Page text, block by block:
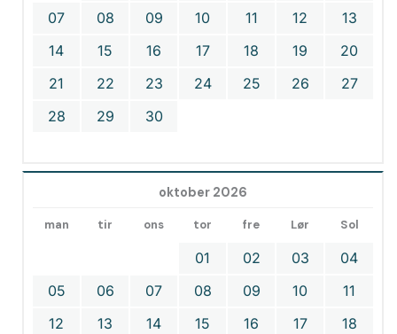
07
08 09 10 11 12
13
14
15 16 17 18 19
20
21
22 23 24 25 26
27
28
29 30
oktober 2026
man tir ons tor fre Lør Sol
01 02 03
04
05
06 07 08 09 10
11
12
13 14 15 16 17
18